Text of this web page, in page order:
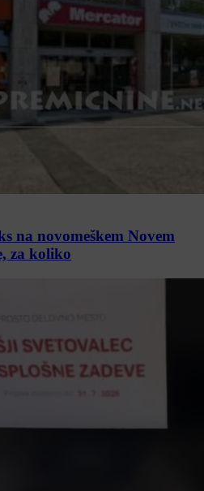
na novomeškem Novem
za koliko